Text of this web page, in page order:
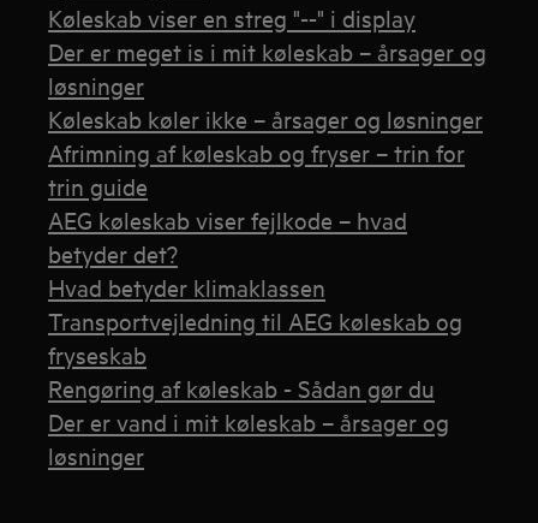
Køleskab viser en streg "--" i display
Der er meget is i mit køleskab – årsager og
løsninger
Køleskab køler ikke – årsager og løsninger
Afrimning af køleskab og fryser – trin for
trin guide
AEG køleskab viser fejlkode – hvad
betyder det?
Hvad betyder klimaklassen
Transportvejledning til AEG køleskab og
fryseskab
Rengøring af køleskab - Sådan gør du
Der er vand i mit køleskab – årsager og
løsninger